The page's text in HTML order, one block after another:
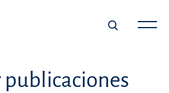
publicaciones